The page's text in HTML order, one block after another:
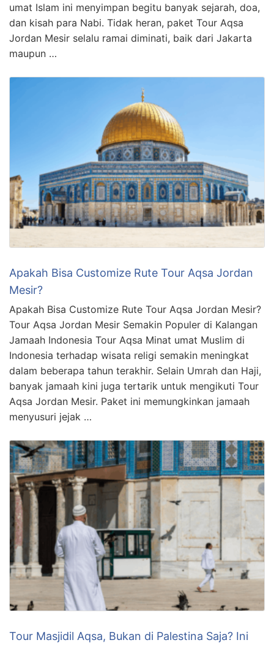
umat Islam ini menyimpan begitu banyak sejarah, doa,
dan kisah para Nabi. Tidak heran, paket Tour Aqsa
Jordan Mesir selalu ramai diminati, baik dari Jakarta
maupun …
Apakah Bisa Customize Rute Tour Aqsa Jordan
Mesir?
Apakah Bisa Customize Rute Tour Aqsa Jordan Mesir?
Tour Aqsa Jordan Mesir Semakin Populer di Kalangan
Jamaah Indonesia Tour Aqsa Minat umat Muslim di
Indonesia terhadap wisata religi semakin meningkat
dalam beberapa tahun terakhir. Selain Umrah dan Haji,
banyak jamaah kini juga tertarik untuk mengikuti Tour
Aqsa Jordan Mesir. Paket ini memungkinkan jamaah
menyusuri jejak …
Tour Masjidil Aqsa, Bukan di Palestina Saja? Ini